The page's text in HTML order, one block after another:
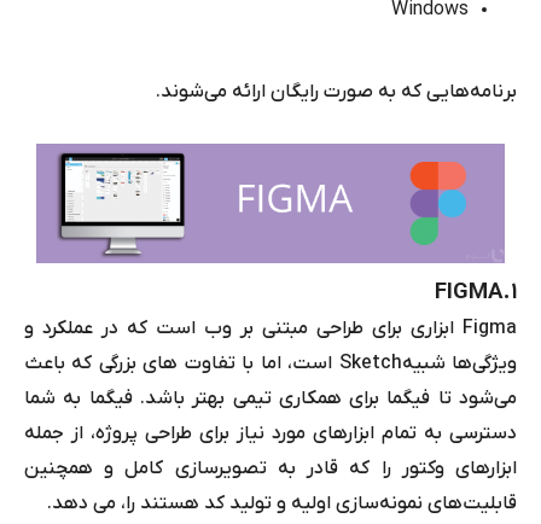
Windows
برنامه‌هایی که به صورت رایگان ارائه می‌شوند.
۱. FIGMA
Figma ابزاری برای طراحی مبتنی بر وب است که در عملکرد و
ویژگی‌ها شبیهSketch است، اما با تفاوت‌ های بزرگی که باعث
می‌شود تا فیگما برای همکاری تیمی بهتر باشد. فیگما به شما
دسترسی به تمام ابزارهای مورد نیاز برای طراحی پروژه، از جمله
ابزارهای وکتور را که قادر به تصویر‌سازی کامل و همچنین
قابلیت‌های نمونه‌سازی اولیه و تولید کد هستند را، می دهد.